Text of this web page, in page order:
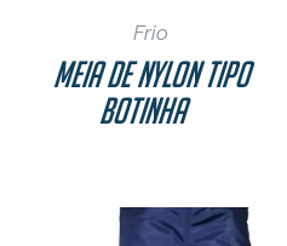
Frio
Meia de Nylon Tipo
Botinha